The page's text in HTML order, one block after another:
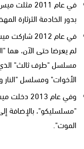
في عام
بدور الخادمة الثرثارة
في عام
لم يعرضا حتى الآن، هما
مسلسل "طرف ثالث"
الأخوات" ومسلسل "النار
وفي عام
"مسلسليكو"، بالإضافة
الموت".